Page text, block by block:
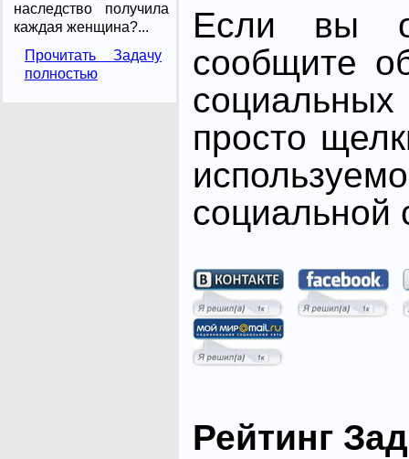
наследство получила
каждая женщина?...
Прочитать Задачу
полностью
Если вы
сообщите
просто
социальной
Рейтинг